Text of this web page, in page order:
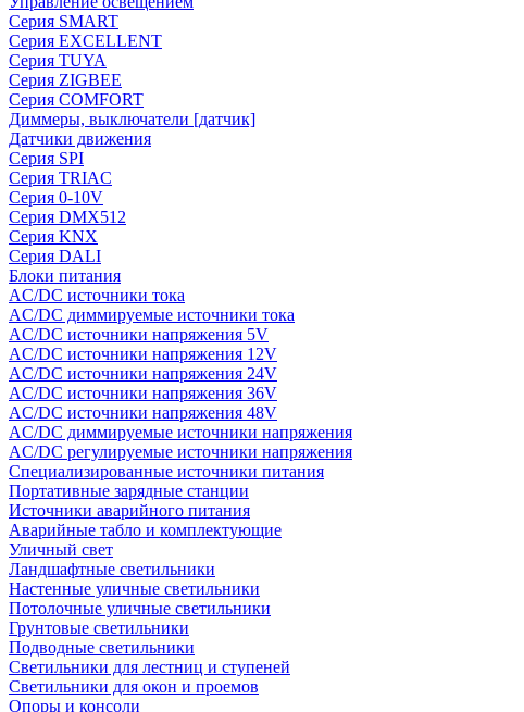
Серия SMART
Серия EXCELLENT
Серия TUYA
Серия ZIGBEE
Серия COMFORT
Диммеры, выключатели [датчик]
Датчики движения
Серия SPI
Серия TRIAC
Серия 0-10V
Серия DMX512
Серия KNX
Серия DALI
Блоки питания
AC/DC источники тока
AC/DC диммируемые источники тока
AC/DC источники напряжения 5V
AC/DC источники напряжения 12V
AC/DC источники напряжения 24V
AC/DC источники напряжения 36V
AC/DC источники напряжения 48V
AC/DC диммируемые источники напряжения
AC/DC регулируемые источники напряжения
Специализированные источники питания
Портативные зарядные станции
Источники аварийного питания
Аварийные табло и комплектующие
Уличный свет
Ландшафтные светильники
Настенные уличные светильники
Потолочные уличные светильники
Грунтовые светильники
Подводные светильники
Светильники для лестниц и ступеней
Светильники для окон и проемов
Опоры и консоли